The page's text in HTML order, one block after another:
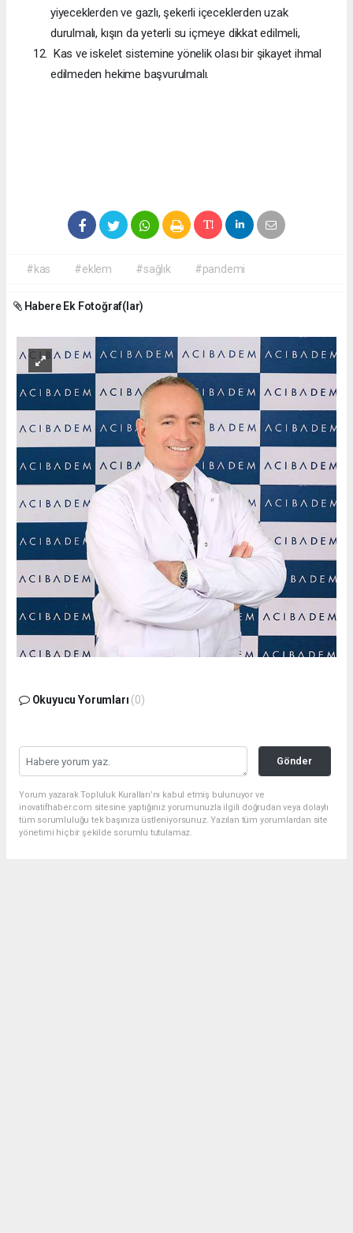
yiyeceklerden ve gazlı, şekerli içeceklerden uzak
durulmalı, kışın da yeterli su içmeye dikkat edilmeli,
Kas ve iskelet sistemine yönelik olası bir şikayet ihmal
edilmeden hekime başvurulmalı.
#kas #eklem #sağlık #pandemi
Habere Ek Fotoğraf(lar)
Okuyucu Yorumları (0)
Gönder
Yorum yazarak Topluluk Kuralları’nı kabul etmiş bulunuyor ve
inovatifhaber.com sitesine yaptığınız yorumunuzla ilgili doğrudan veya dolaylı
tüm sorumluluğu tek başınıza üstleniyorsunuz. Yazılan tüm yorumlardan site
yönetimi hiçbir şekilde sorumlu tutulamaz.